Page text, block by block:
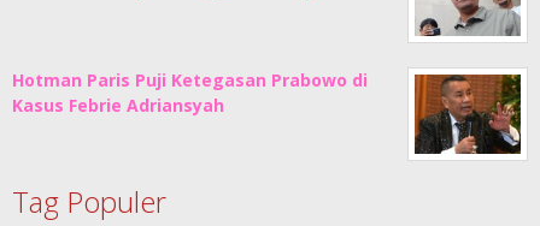
Hotman Paris Puji Ketegasan Prabowo di
Kasus Febrie Adriansyah
Tag Populer